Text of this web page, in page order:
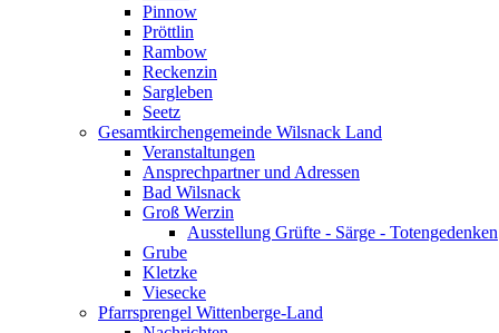
Pinnow
Pröttlin
Rambow
Reckenzin
Sargleben
Seetz
Gesamtkirchengemeinde Wilsnack Land
Veranstaltungen
Ansprechpartner und Adressen
Bad Wilsnack
Groß Werzin
Ausstellung Grüfte - Särge - Totengedenken
Grube
Kletzke
Viesecke
Pfarrsprengel Wittenberge-Land